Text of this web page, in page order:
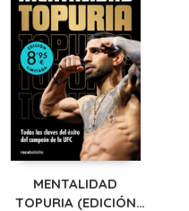
MENTALIDAD
TOPURIA (EDICIÓN